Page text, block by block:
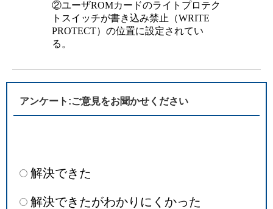
②ユーザROMカードのライトプロテク
トスイッチが書き込み禁止（WRITE
PROTECT）の位置に設定されてい
る。
アンケート:ご意見をお聞かせください
解決できた
解決できたがわかりにくかった